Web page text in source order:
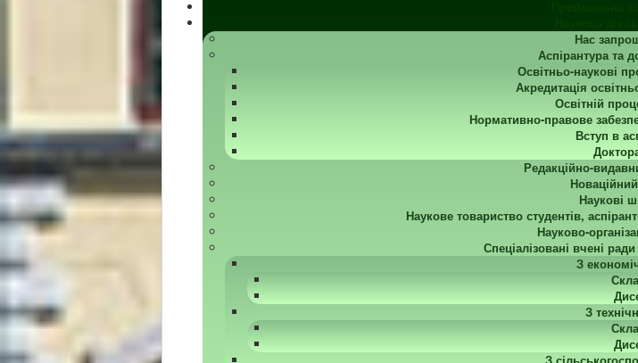
Нас
Аспірантура та
Освітньо-наукові
Акредитація
Освітній
Нормативно-правове
Вступ в
Редакційно-
Наукові
Наукове товариство студентів,
Науково-
Спеціалізовані вчені
З
З